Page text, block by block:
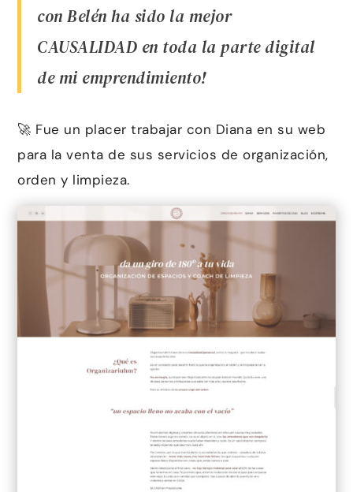
con Belén ha sido la mejor
CAUSALIDAD en toda la parte digital
de mi emprendimiento!
🚀 Fue un placer trabajar con Diana en su web
para la venta de sus servicios de organización,
orden y limpieza.